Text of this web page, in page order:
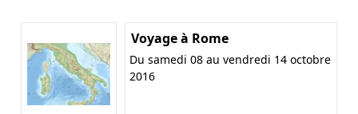
Voyage à Rome
Du samedi 08 au vendredi 14 octobre
2016